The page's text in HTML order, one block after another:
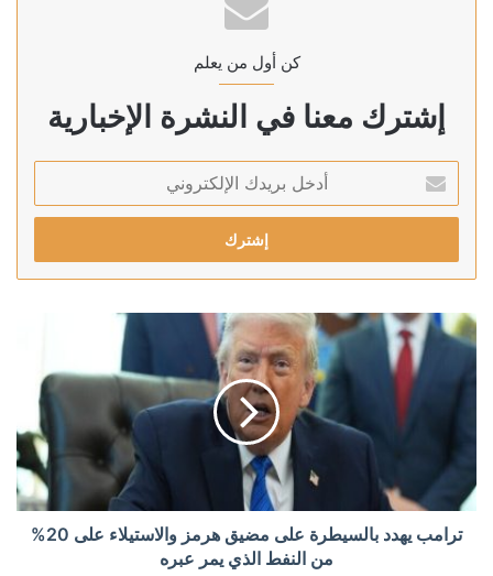
كن أول من يعلم
إشترك معنا في النشرة الإخبارية
بريدك
الإلكتروني
ترامب يهدد بالسيطرة على مضيق هرمز والاستيلاء على 20%
من النفط الذي يمر عبره